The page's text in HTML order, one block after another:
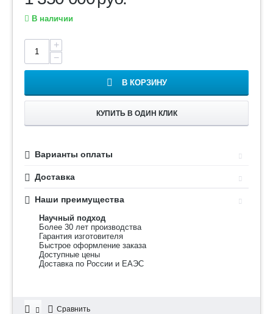
В наличии
+
−
В КОРЗИНУ
КУПИТЬ В ОДИН КЛИК
Варианты оплаты
Доставка
Наши преимущества
Научный подход
Более 30 лет производства
Гарантия изготовителя
Быстрое оформление заказа
Доступные цены
Доставка по России и ЕАЭС
Сравнить